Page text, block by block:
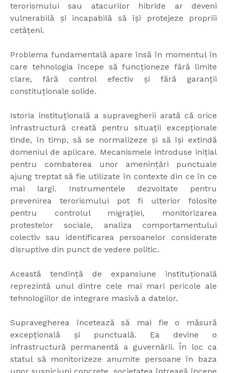
terorismului sau atacurilor hibride ar deveni
vulnerabilă și incapabilă să își protejeze propriii
cetățeni.
Problema fundamentală apare însă în momentul în
care tehnologia începe să funcționeze fără limite
clare, fără control efectiv și fără garanții
constituționale solide.
Istoria instituțională a supravegherii arată că orice
infrastructură creată pentru situații excepționale
tinde, în timp, să se normalizeze și să își extindă
domeniul de aplicare. Mecanismele introduse inițial
pentru combaterea unor amenințări punctuale
ajung treptat să fie utilizate în contexte din ce în ce
mai largi. Instrumentele dezvoltate pentru
prevenirea terorismului pot fi ulterior folosite
pentru controlul migrației, monitorizarea
protestelor sociale, analiza comportamentului
colectiv sau identificarea persoanelor considerate
disruptive din punct de vedere politic.
Această tendință de expansiune instituțională
reprezintă unul dintre cele mai mari pericole ale
tehnologiilor de integrare masivă a datelor.
Supravegherea încetează să mai fie o măsură
excepțională și punctuală. Ea devine o
infrastructură permanentă a guvernării. În loc ca
statul să monitorizeze anumite persoane în baza